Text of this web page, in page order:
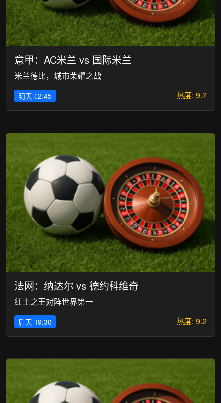
意甲：AC米兰 vs 国际米兰
米兰德比，城市荣耀之战
明天 02:45 热度: 9.7
法网：纳达尔 vs 德约科维奇
红土之王对阵世界第一
后天 19:30 热度: 9.2